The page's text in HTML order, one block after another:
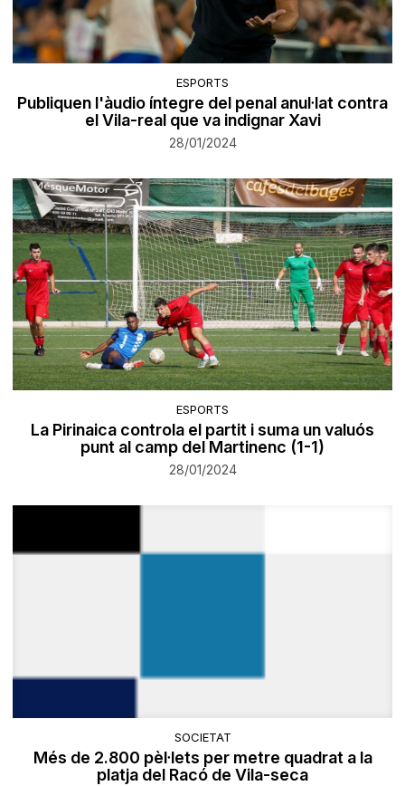
ESPORTS
Publiquen l'àudio íntegre del penal anul·lat contra
el Vila-real que va indignar Xavi
28/01/2024
ESPORTS
La Pirinaica controla el partit i suma un valuós
punt al camp del Martinenc (1-1)
28/01/2024
SOCIETAT
Més de 2.800 pèl·lets per metre quadrat a la
platja del Racó de Vila-seca